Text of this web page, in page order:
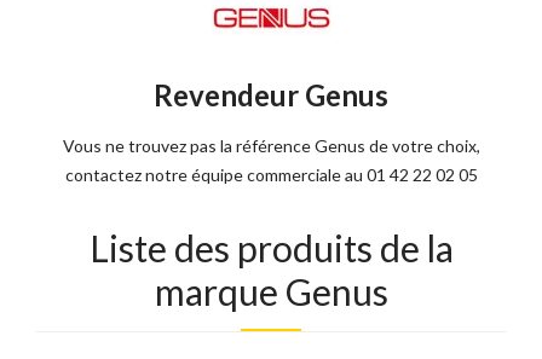
Revendeur Genus
Vous ne trouvez pas la référence Genus de votre choix,
contactez notre équipe commerciale au 01 42 22 02 05
Liste des produits de la
marque Genus